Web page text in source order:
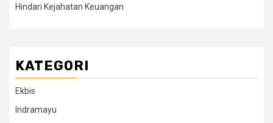
Hindari Kejahatan Keuangan
KATEGORI
Ekbis
Indramayu